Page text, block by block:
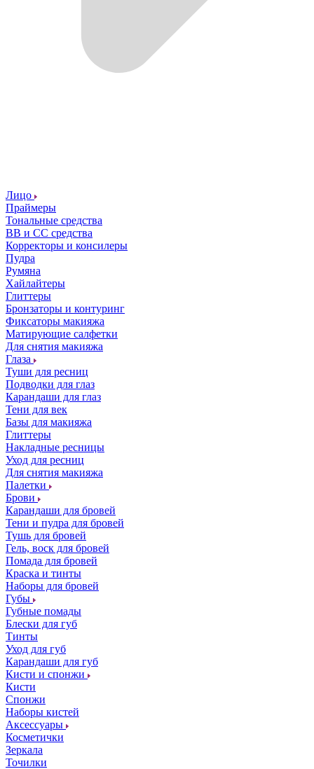
Лицо
Праймеры
Тональные средства
ВВ и СС средства
Корректоры и консилеры
Пудра
Румяна
Хайлайтеры
Глиттеры
Бронзаторы и контуринг
Фиксаторы макияжа
Матирующие салфетки
Для снятия макияжа
Глаза
Туши для ресниц
Подводки для глаз
Карандаши для глаз
Тени для век
Базы для макияжа
Глиттеры
Накладные ресницы
Уход для ресниц
Для снятия макияжа
Палетки
Брови
Карандаши для бровей
Тени и пудра для бровей
Тушь для бровей
Гель, воск для бровей
Помада для бровей
Краска и тинты
Наборы для бровей
Губы
Губные помады
Блески для губ
Тинты
Уход для губ
Карандаши для губ
Кисти и спонжи
Кисти
Спонжи
Наборы кистей
Аксессуары
Косметички
Зеркала
Точилки